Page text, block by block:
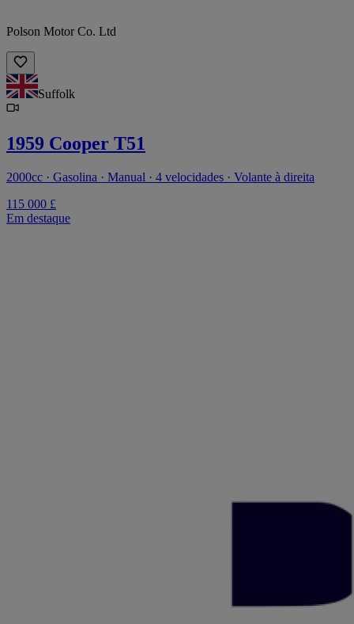
Polson Motor Co. Ltd
Suffolk
1959 Cooper T51
2000cc · Gasolina · Manual · 4 velocidades · Volante à direita
115 000 £
Em destaque